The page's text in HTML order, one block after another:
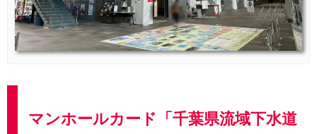
マンホールカード「千葉県流域下水道